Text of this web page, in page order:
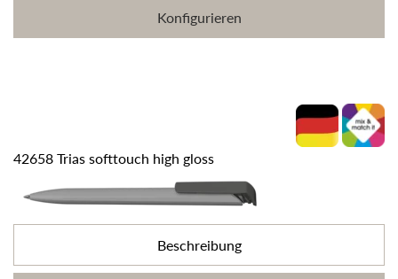
Konfigurieren
42658 Trias softtouch high gloss
Beschreibung